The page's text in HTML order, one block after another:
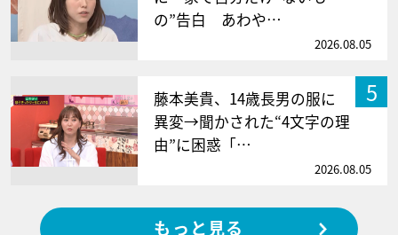
の”告白 あわや…
2026.08.05
5
藤本美貴、14歳長男の服に
異変→聞かされた“4文字の理
由”に困惑「…
2026.08.05
もっと見る